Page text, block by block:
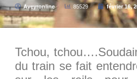
Aveyronline 85529 février 16,
Tchou,
du train se fait